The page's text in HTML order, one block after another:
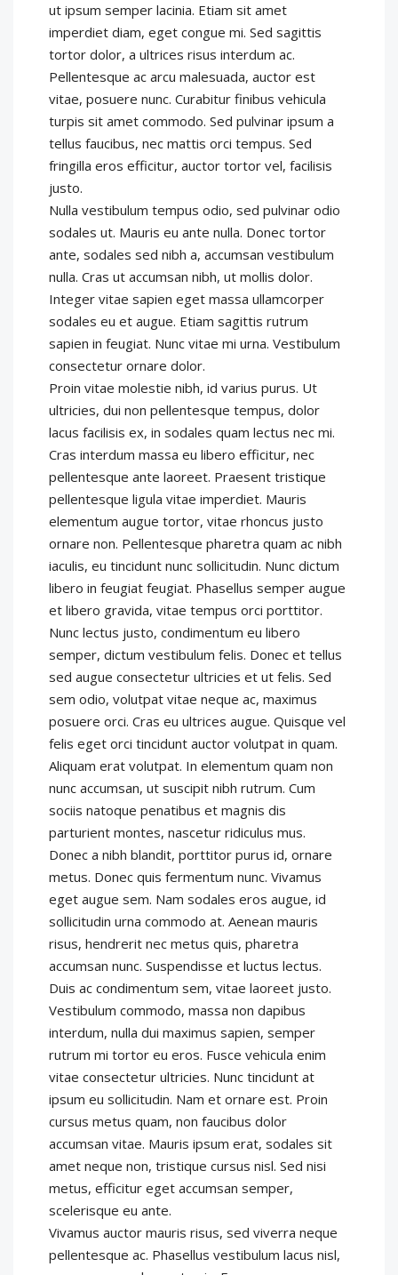
ut ipsum semper lacinia. Etiam sit amet
imperdiet diam, eget congue mi. Sed sagittis
tortor dolor, a ultrices risus interdum ac.
Pellentesque ac arcu malesuada, auctor est
vitae, posuere nunc. Curabitur finibus vehicula
turpis sit amet commodo. Sed pulvinar ipsum a
tellus faucibus, nec mattis orci tempus. Sed
fringilla eros efficitur, auctor tortor vel, facilisis
justo.
Nulla vestibulum tempus odio, sed pulvinar odio
sodales ut. Mauris eu ante nulla. Donec tortor
ante, sodales sed nibh a, accumsan vestibulum
nulla. Cras ut accumsan nibh, ut mollis dolor.
Integer vitae sapien eget massa ullamcorper
sodales eu et augue. Etiam sagittis rutrum
sapien in feugiat. Nunc vitae mi urna. Vestibulum
consectetur ornare dolor.
Proin vitae molestie nibh, id varius purus. Ut
ultricies, dui non pellentesque tempus, dolor
lacus facilisis ex, in sodales quam lectus nec mi.
Cras interdum massa eu libero efficitur, nec
pellentesque ante laoreet. Praesent tristique
pellentesque ligula vitae imperdiet. Mauris
elementum augue tortor, vitae rhoncus justo
ornare non. Pellentesque pharetra quam ac nibh
iaculis, eu tincidunt nunc sollicitudin. Nunc dictum
libero in feugiat feugiat. Phasellus semper augue
et libero gravida, vitae tempus orci porttitor.
Nunc lectus justo, condimentum eu libero
semper, dictum vestibulum felis. Donec et tellus
sed augue consectetur ultricies et ut felis. Sed
sem odio, volutpat vitae neque ac, maximus
posuere orci. Cras eu ultrices augue. Quisque vel
felis eget orci tincidunt auctor volutpat in quam.
Aliquam erat volutpat. In elementum quam non
nunc accumsan, ut suscipit nibh rutrum. Cum
sociis natoque penatibus et magnis dis
parturient montes, nascetur ridiculus mus.
Donec a nibh blandit, porttitor purus id, ornare
metus. Donec quis fermentum nunc. Vivamus
eget augue sem. Nam sodales eros augue, id
sollicitudin urna commodo at. Aenean mauris
risus, hendrerit nec metus quis, pharetra
accumsan nunc. Suspendisse et luctus lectus.
Duis ac condimentum sem, vitae laoreet justo.
Vestibulum commodo, massa non dapibus
interdum, nulla dui maximus sapien, semper
rutrum mi tortor eu eros. Fusce vehicula enim
vitae consectetur ultricies. Nunc tincidunt at
ipsum eu sollicitudin. Nam et ornare est. Proin
cursus metus quam, non faucibus dolor
accumsan vitae. Mauris ipsum erat, sodales sit
amet neque non, tristique cursus nisl. Sed nisi
metus, efficitur eget accumsan semper,
scelerisque eu ante.
Vivamus auctor mauris risus, sed viverra neque
pellentesque ac. Phasellus vestibulum lacus nisl,